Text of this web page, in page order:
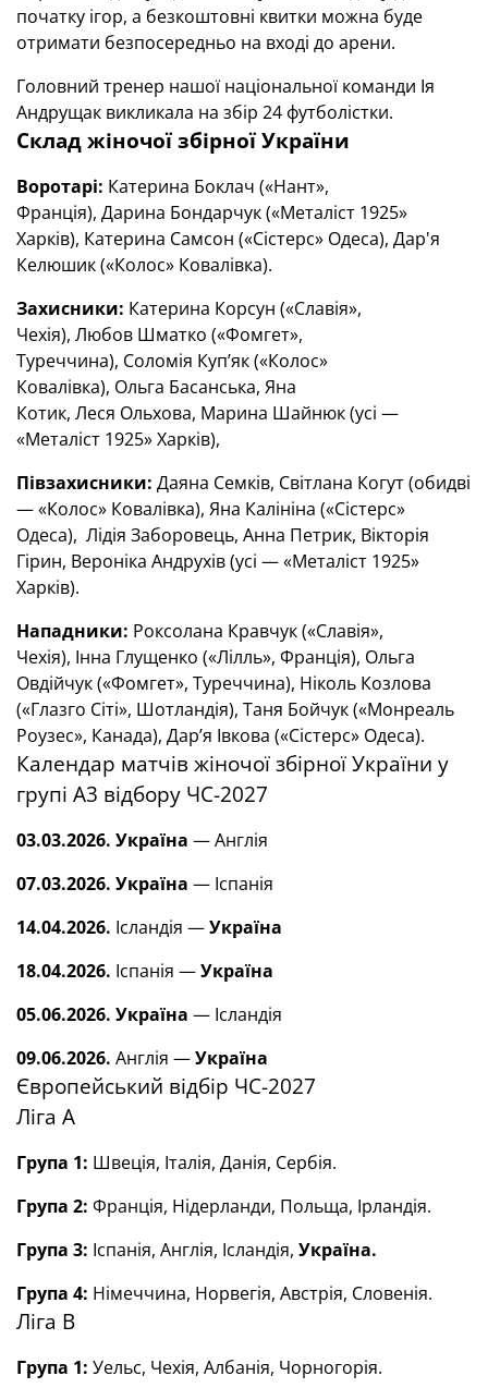
початку ігор, а безкоштовні квитки можна буде
отримати безпосередньо на вході до арени.
Головний тренер нашої національної команди Ія
Андрущак викликала на збір 24 футболістки.
Склад жіночої збірної України
Воротарі: Катерина Боклач («Нант»,
Франція), Дарина Бондарчук («Металіст 1925»
Харків), Катерина Самсон («Сістерс» Одеса), Дар'я
Келюшик («Колос» Ковалівка).
Захисники: Катерина Корсун («Славія»,
Чехія), Любов Шматко («Фомгет»,
Туреччина), Соломія Куп’як («Колос»
Ковалівка), Ольга Басанська, Яна
Котик, Леся Ольхова, Марина Шайнюк (усі —
«Металіст 1925» Харків),
Півзахисники: Даяна Семків, Світлана Когут (обидві
— «Колос» Ковалівка), Яна Калініна («Сістерс»
Одеса), Лідія Заборовець, Анна Петрик, Вікторія
Гірин, Вероніка Андрухів (усі — «Металіст 1925»
Харків).
Нападники: Роксолана Кравчук («Славія»,
Чехія), Інна Глущенко («Лілль», Франція), Ольга
Овдійчук («Фомгет», Туреччина), Ніколь Козлова
(«Глазго Сіті», Шотландія), Таня Бойчук («Монреаль
Роузес», Канада), Дар’я Івкова («Сістерс» Одеса).
Календар матчів жіночої збірної України у
групі А3 відбору ЧС-2027
03.03.2026. Україна — Англія
07.03.2026. Україна — Іспанія
14.04.2026. Ісландія —Україна
18.04.2026. Іспанія —Україна
05.06.2026. Україна — Ісландія
09.06.2026. Англія —Україна
Європейський відбір ЧС-2027
Ліга А
Група 1: Швеція, Італія, Данія, Сербія.
Група 2: Франція, Нідерланди, Польща, Ірландія.
Група 3: Іспанія, Англія, Ісландія, Україна.
Група 4: Німеччина, Норвегія, Австрія, Словенія.
Ліга В
Група 1: Уельс, Чехія, Албанія, Чорногорія.